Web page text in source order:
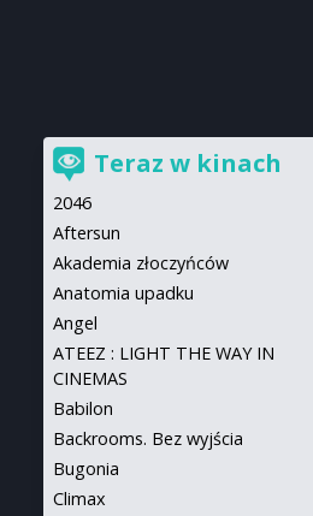
Teraz w kinach
2046
Aftersun
Akademia złoczyńców
Anatomia upadku
Angel
ATEEZ : LIGHT THE WAY IN
CINEMAS
Babilon
Backrooms. Bez wyjścia
Bugonia
Climax